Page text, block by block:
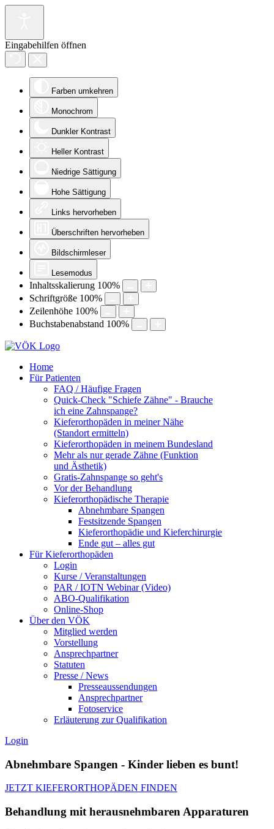
Eingabehilfen öffnen
Farben umkehren
Monochrom
Dunkler Kontrast
Heller Kontrast
Niedrige Sättigung
Hohe Sättigung
Links hervorheben
Überschriften hervorheben
Bildschirmleser
Lesemodus
Inhaltsskalierung 100%
Schriftgröße 100%
Zeilenhöhe 100%
Buchstabenabstand 100%
Home
Für Patienten
FAQ / Häufige Fragen
Quick-Check "Schiefe Zähne" - Brauche
ich eine Zahnspange?
Kieferorthopäden in meiner Nähe
(Standort ermitteln)
Kieferorthopäden in meinem Bundesland
Mehr als nur gerade Zähne (Funktion
und Ästhetik)
Gratis-Zahnspange so geht's
Vor der Behandlung
Kieferorthopädische Therapie
Abnehmbare Spangen
Festsitzende Spangen
Kieferorthopädie und Kieferchirurgie
Ende gut – alles gut
Für Kieferorthopäden
Login
Kurse / Veranstaltungen
PAR / IOTN Webinar (Video)
ABO-Qualifikation
Online-Shop
Über den VÖK
Mitglied werden
Vorstellung
Ansprechpartner
Statuten
Presse / News
Presseaussendungen
Ansprechpartner
Fotoservice
Erläuterung zur Qualifikation
Login
Abnehmbare Spangen - Kinder lieben es bunt!
JETZT KIEFERORTHOPÄDEN FINDEN
Behandlung mit herausnehmbaren Apparaturen